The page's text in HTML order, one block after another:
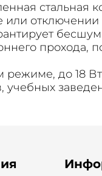
отключении
прохода,
режиме, до 18
учебных